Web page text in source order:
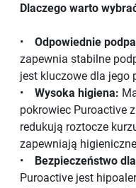
Dlaczego warto
• Odpowiednie
zapewnia stabilne
jest kluczowe dla jego
• Wysoka higiena:
pokrowiec Puroactive
redukują roztocze
zapewniają
•
Bezpieczeństwo
Puroactive jest